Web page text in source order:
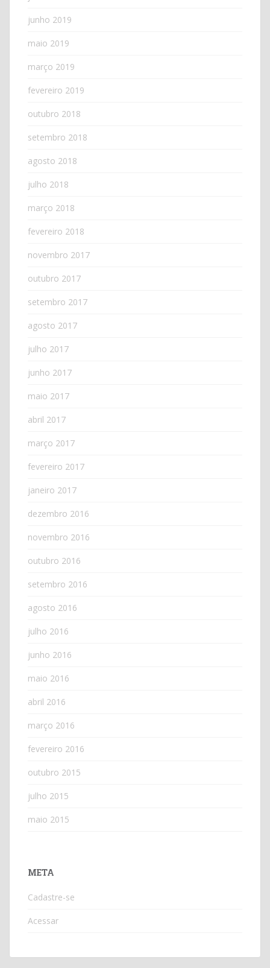
junho 2019
maio 2019
março 2019
fevereiro 2019
outubro 2018
setembro 2018
agosto 2018
julho 2018
março 2018
fevereiro 2018
novembro 2017
outubro 2017
setembro 2017
agosto 2017
julho 2017
junho 2017
maio 2017
abril 2017
março 2017
fevereiro 2017
janeiro 2017
dezembro 2016
novembro 2016
outubro 2016
setembro 2016
agosto 2016
julho 2016
junho 2016
maio 2016
abril 2016
março 2016
fevereiro 2016
outubro 2015
julho 2015
maio 2015
META
Cadastre-se
Acessar